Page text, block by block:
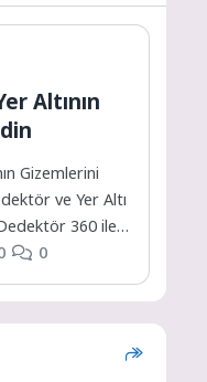
Altının
Gizemlerini
ve Yer Altı
360 ile
0